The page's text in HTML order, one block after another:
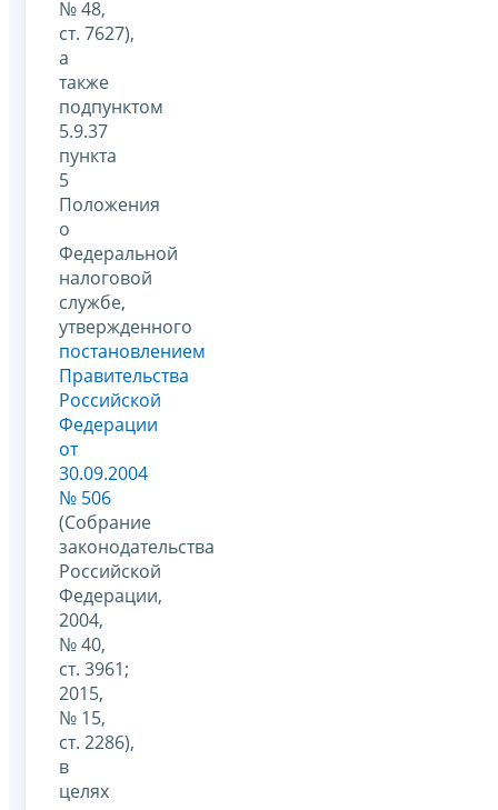
№ 48,
ст. 7627),
а
также
подпунктом
5.9.37
пункта
5
Положения
о
Федеральной
налоговой
службе,
утвержденного
постановлением
Правительства
Российской
Федерации
от
30.09.2004
№ 506
(Собрание
законодательства
Российской
Федерации,
2004,
№ 40,
ст. 3961;
2015,
№ 15,
ст. 2286),
в
целях